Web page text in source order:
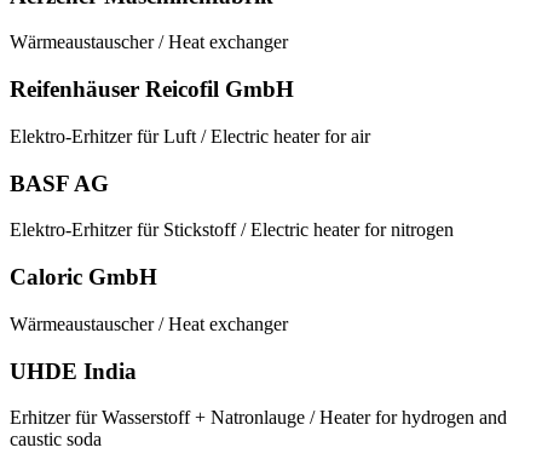
Wärmeaustauscher / Heat exchanger
Reifenhäuser Reicofil GmbH
Elektro-Erhitzer für Luft / Electric heater for air
BASF AG
Elektro-Erhitzer für Stickstoff / Electric heater for nitrogen
Caloric GmbH
Wärmeaustauscher / Heat exchanger
UHDE India
Erhitzer für Wasserstoff + Natronlauge / Heater for hydrogen and
caustic soda